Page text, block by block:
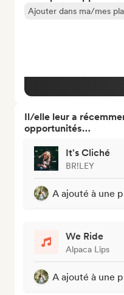
Ajouter dans ma/mes
Il/elle leur a
opportunités…
It's Cliché
BR!LEY
A ajouté à une
We Ride
Alpaca Lips
A ajouté à une